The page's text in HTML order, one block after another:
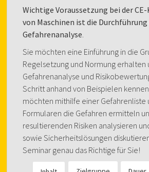
Wichtige Voraussetzung bei der
von Maschinen ist die
Gefahrenanalyse.
Sie möchten eine Einführung in die
Regelsetzung und Normung erhalten
Gefahrenanalyse und
Schritt anhand von Beispielen
möchten mithilfe einer Gefahrenliste
Formularen die Gefahren ermitteln
resultierenden Risiken analysieren
sowie Sicherheitslösungen
Seminar genau das Richtige für Sie!